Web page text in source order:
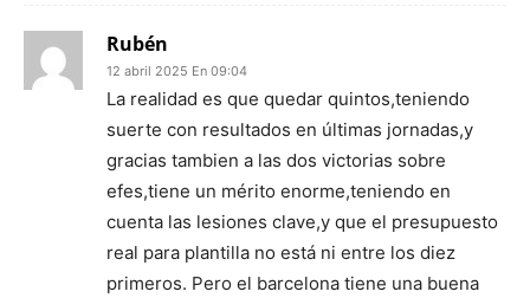
Rubén
12 abril 2025 En 09:04
La realidad es que quedar quintos,teniendo
suerte con resultados en últimas jornadas,y
gracias tambien a las dos victorias sobre
efes,tiene un mérito enorme,teniendo en
cuenta las lesiones clave,y que el presupuesto
real para plantilla no está ni entre los diez
primeros. Pero el barcelona tiene una buena